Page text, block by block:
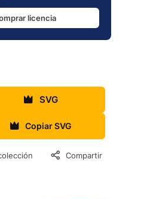
licencia
SVG
Copiar SVG
Compartir